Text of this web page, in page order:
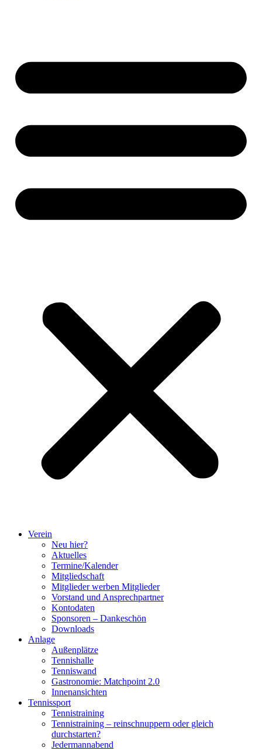
Verein
Neu hier?
Aktuelles
Termine/Kalender
Mitgliedschaft
Mitglieder werben Mitglieder
Vorstand und Ansprechpartner
Kontodaten
Sponsoren – Dankeschön
Downloads
Anlage
Außenplätze
Tennishalle
Tenniswand
Gastronomie: Matchpoint 2.0
Innenansichten
Tennissport
Tennistraining
Tennistraining – reinschnuppern oder gleich
durchstarten?
Jedermannabend